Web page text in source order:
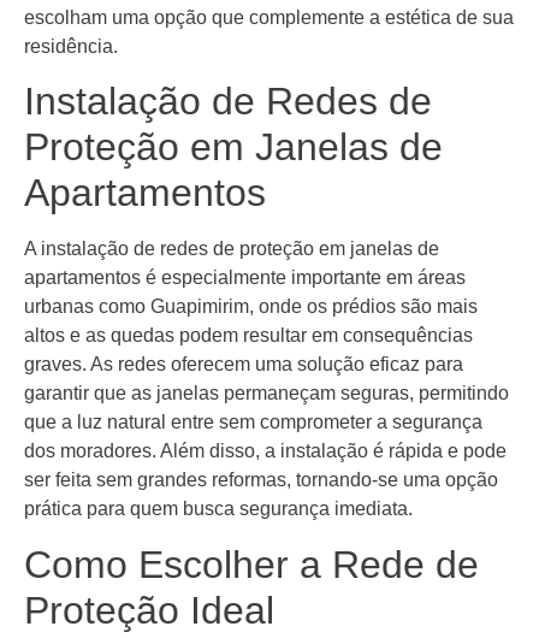
escolham uma opção que complemente a estética de sua
residência.
Instalação de Redes de
Proteção em Janelas de
Apartamentos
A instalação de redes de proteção em janelas de
apartamentos é especialmente importante em áreas
urbanas como Guapimirim, onde os prédios são mais
altos e as quedas podem resultar em consequências
graves. As redes oferecem uma solução eficaz para
garantir que as janelas permaneçam seguras, permitindo
que a luz natural entre sem comprometer a segurança
dos moradores. Além disso, a instalação é rápida e pode
ser feita sem grandes reformas, tornando-se uma opção
prática para quem busca segurança imediata.
Como Escolher a Rede de
Proteção Ideal